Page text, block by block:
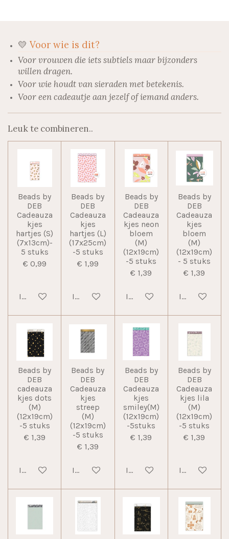
💛 Voor wie is dit?
Voor vrouwen die iets subtiels maar bijzonders
willen dragen.
Voor wie houdt van sieraden met betekenis.
Voor een cadeautje aan jezelf of iemand anders.
Leuk te combineren..
Beads by
DEB
Cadeauza
kjes
hartjes (S)
(7x13cm)-
5 stuks
€ 0,99
In winkelwagen
Beads by
DEB
Cadeauza
kjes
hartjes (L)
(17x25cm)
-5 stuks
€ 1,99
In winkelwagen
Beads by
DEB
Cadeauza
kjes neon
bloem
(M)
(12x19cm)
-5 stuks
€ 1,39
In winkelwagen
Beads by
DEB
Cadeauza
kjes
bloem
(M)
(12x19cm)
- 5 stuks
€ 1,39
In
Beads by
DEB
cadeauza
kjes dots
(M)
(12x19cm)
-5 stuks
€ 1,39
In winkelwagen
Beads by
DEB
Cadeauza
kjes
streep
(M)
(12x19cm)
-5 stuks
€ 1,39
In winkelwagen
Beads by
DEB
Cadeauza
kjes
smiley(M)
(12x19cm)
-5stuks
€ 1,39
In winkelwagen
Beads by
DEB
Cadeauza
kjes lila
(M)
(12x19cm)
-5 stuks
€ 1,39
In